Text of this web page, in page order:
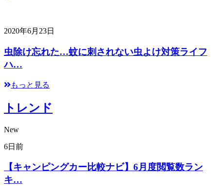
2020年6月23日
虫除け忘れた…蚊に刺されない虫よけ対策ライフ
ハ…
もっと見る
トレンド
New
6日前
【キャンピングカー比較ナビ】6月度閲覧数ラン
キ…